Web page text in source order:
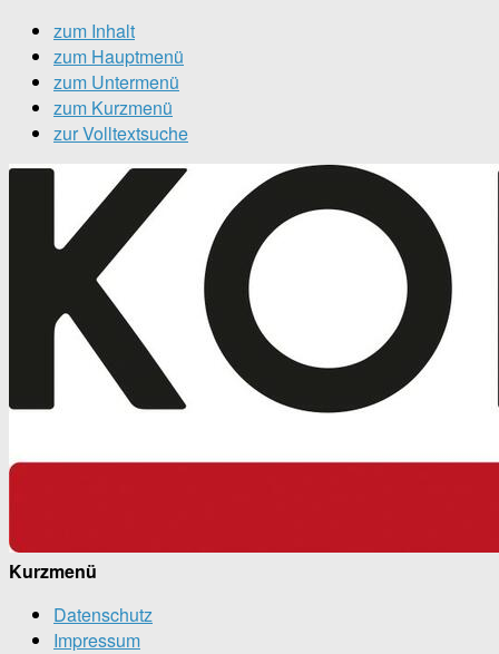
zum Inhalt
zum Hauptmenü
zum Untermenü
zum Kurzmenü
zur Volltextsuche
Kurzmenü
Datenschutz
Impressum